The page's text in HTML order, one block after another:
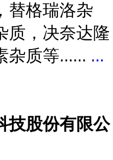
替格瑞洛杂
质，决奈达隆
杂质等...... ...
技股份有限公